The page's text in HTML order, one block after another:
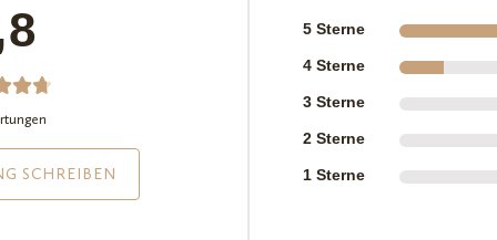
SCHREIBEN
5 Sterne
4 Sterne
3 Sterne
2 Sterne
1 Sterne